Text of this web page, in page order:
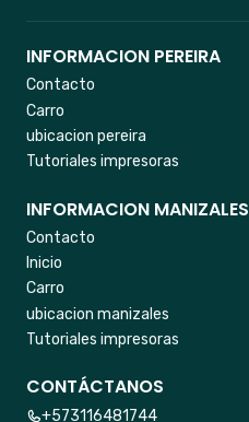
INFORMACION PEREIRA
Contacto
Carro
ubicacion pereira
Tutoriales impresoras
INFORMACION MANIZALES
Contacto
Inicio
Carro
ubicacion manizales
Tutoriales impresoras
CONTÁCTANOS
+573116481744